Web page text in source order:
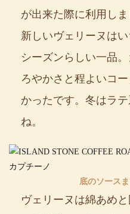
が出来た際に利用し
新しいヴェリーヌは
シーズンらしい一品
ろやかさと程よいコ
かったです。冬はラ
ね。
底のソース
ヴェリーヌは綿あめ